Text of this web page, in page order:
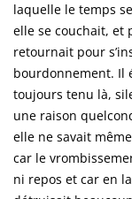
laquelle le temps
elle se couchait, et
retournait pour
bourdonnement. Il
toujours tenu là,
une raison
elle ne savait
car le
ni repos et car en